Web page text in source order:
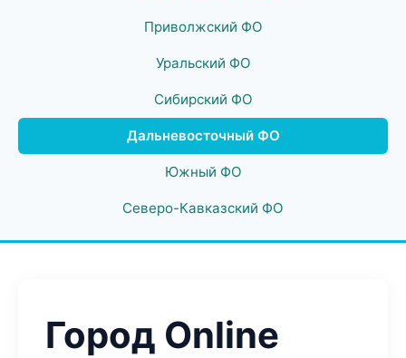
Приволжский ФО
Уральский ФО
Сибирский ФО
Дальневосточный ФО
Южный ФО
Северо-Кавказский ФО
Город Online